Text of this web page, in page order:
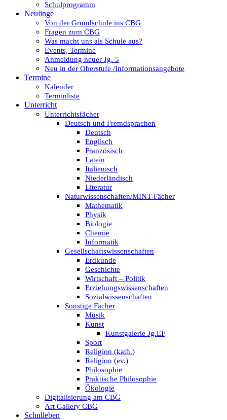
Schulprogramm
Neulinge
Von der Grundschule ins CBG
Fragen zum CBG
Was macht uns als Schule aus?
Events, Termine
Anmeldung neuer Jg. 5
Neu in der Oberstufe /Informationsangebote
Termine
Kalender
Terminliste
Unterricht
Unterrichtsfächer
Deutsch und Fremdsprachen
Deutsch
Englisch
Französisch
Latein
Italienisch
Niederländisch
Literatur
Naturwissenschaften/MINT-Fächer
Mathematik
Physik
Biologie
Chemie
Informatik
Gesellschaftswissenschaften
Erdkunde
Geschichte
Wirtschaft – Politik
Erziehungswissenschaften
Sozialwissenschaften
Sonstige Fächer
Musik
Kunst
Kunstgalerie Jg.EF
Sport
Religion (kath.)
Religion (ev.)
Philosophie
Praktische Philosophie
Ökologie
Digitalisierung am CBG
Art Gallery CBG
Schulleben